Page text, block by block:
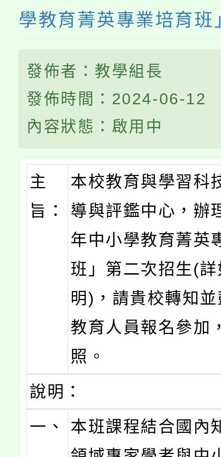
學教育菁英專業培育班
發佈者：教學組長
發佈時間：2024-06-12
內容狀態：啟用中
主
旨：
本校教育與學習科
導與評鑑中心，辦
年中小學教育菁英
班」第二次招生(
明)，請貴校轉知
教育人員報名參加
照。
說明：
一、
本班課程結合國內